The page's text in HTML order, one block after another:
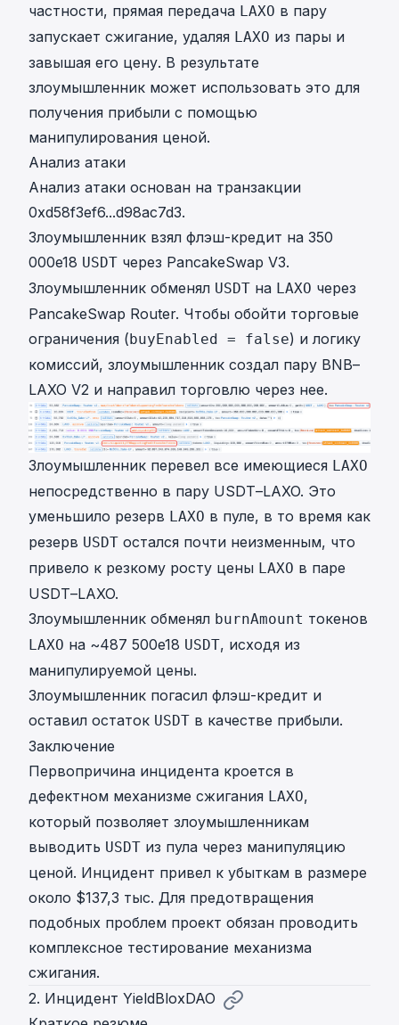
частности, прямая передача LAXO в пару
запускает сжигание, удаляя LAXO из пары и
завышая его цену. В результате
злоумышленник может использовать это для
получения прибыли с помощью
манипулирования ценой.
Анализ атаки
Анализ атаки основан на транзакции
0xd58f3ef6...d98ac7d3.
Злоумышленник взял флэш-кредит на 350
000e18 USDT через PancakeSwap V3.
Злоумышленник обменял USDT на LAXO через
PancakeSwap Router. Чтобы обойти торговые
ограничения (buyEnabled = false) и логику
комиссий, злоумышленник создал пару BNB–
LAXO V2 и направил торговлю через нее.
Злоумышленник перевел все имеющиеся LAXO
непосредственно в пару USDT–LAXO. Это
уменьшило резерв LAXO в пуле, в то время как
резерв USDT остался почти неизменным, что
привело к резкому росту цены LAXO в паре
USDT–LAXO.
Злоумышленник обменял burnAmount токенов
LAXO на ~487 500e18 USDT, исходя из
манипулируемой цены.
Злоумышленник погасил флэш-кредит и
оставил остаток USDT в качестве прибыли.
Заключение
Первопричина инцидента кроется в
дефектном механизме сжигания LAXO,
который позволяет злоумышленникам
выводить USDT из пула через манипуляцию
ценой. Инцидент привел к убыткам в размере
около $137,3 тыс. Для предотвращения
подобных проблем проект обязан проводить
комплексное тестирование механизма
сжигания.
2. Инцидент YieldBloxDAO